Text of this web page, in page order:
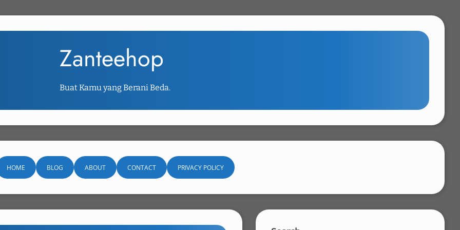
Zanteehop
Buat Kamu yang Berani Beda.
HOME BLOG ABOUT CONTACT PRIVACY POLICY